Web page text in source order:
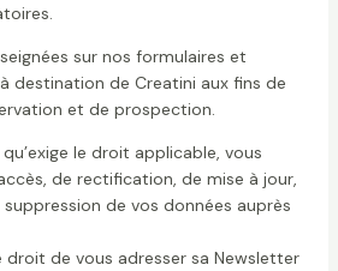
sur nos formulaires et
destination de Creatini aux fins de
et de prospection.
le droit applicable, vous
de rectification, de mise à jour,
de vos données auprès
droit de vous adresser sa Newsletter